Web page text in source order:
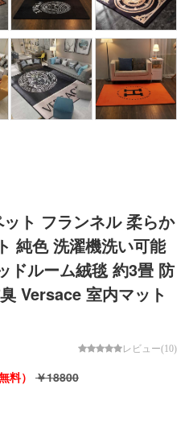
ト フランネル 柔らか
純色 洗濯機洗い可能
ドルーム絨毯 約3畳 防
Versace 室内マット
レビュー(10)
料） ￥18800